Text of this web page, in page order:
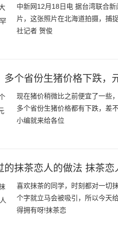
中新网12月18日电 据台湾联合
片，这张照片在北海道拍摄，捕
社记者 贺俊
多个省份生猪价格下跌，
现在猪价稍微比之前便宜了一些
多个省份生猪价格都有下跌，差
小编就来给各位
的抹茶恋人的做法 抹茶恋
喜欢抹茶的同学，时刻都对一切
个字就立马会被吸引，所以今天
得拥有呀!抹茶恋